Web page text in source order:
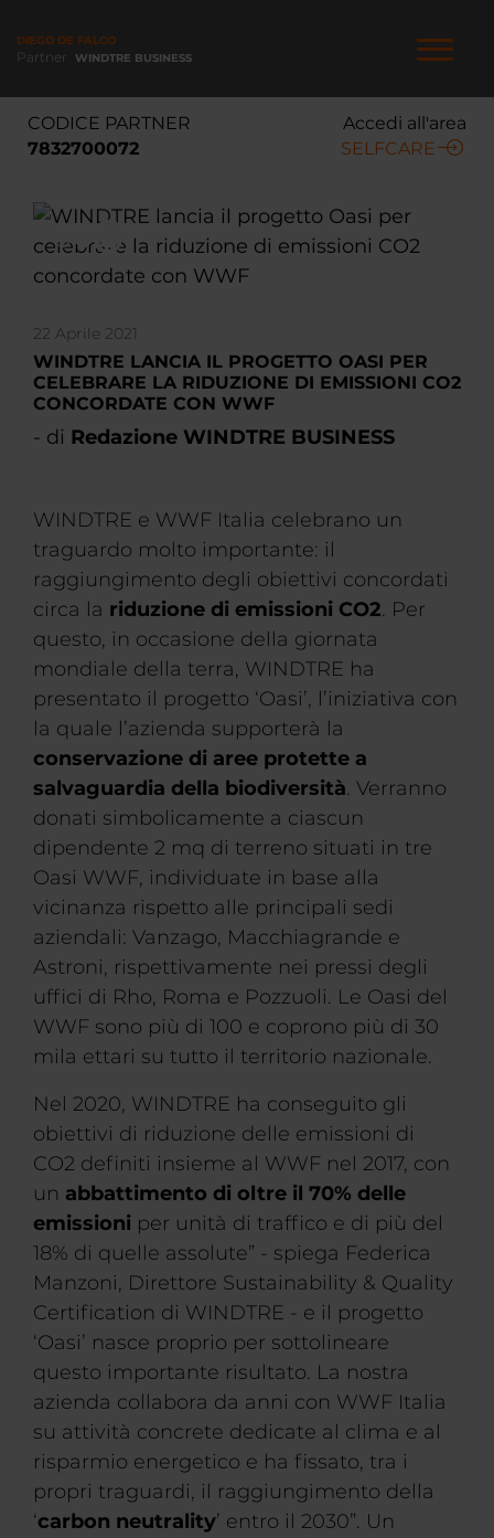
contenuto
DIEGO DE FALCO
Partner WINDTRE BUSINESS
CODICE PARTNER
7832700072
Accedi all'area
SELFCARE
NAVIGAZIONE
PRINCIPALE
22 Aprile 2021
WINDTRE LANCIA IL PROGETTO OASI PER
CELEBRARE LA RIDUZIONE DI EMISSIONI CO2
CONCORDATE CON WWF
- di Redazione WINDTRE BUSINESS
WINDTRE e WWF Italia celebrano un
traguardo molto importante: il
raggiungimento degli obiettivi concordati
circa la riduzione di emissioni CO2. Per
questo, in occasione della giornata
mondiale della terra, WINDTRE ha
presentato il progetto ‘Oasi’, l’iniziativa con
la quale l’azienda supporterà la
conservazione di aree protette a
salvaguardia della biodiversità. Verranno
donati simbolicamente a ciascun
dipendente 2 mq di terreno situati in tre
Oasi WWF, individuate in base alla
vicinanza rispetto alle principali sedi
aziendali: Vanzago, Macchiagrande e
Astroni, rispettivamente nei pressi degli
uffici di Rho, Roma e Pozzuoli. Le Oasi del
WWF sono più di 100 e coprono più di 30
mila ettari su tutto il territorio nazionale.
Nel 2020, WINDTRE ha conseguito gli
obiettivi di riduzione delle emissioni di
CO2 definiti insieme al WWF nel 2017, con
un abbattimento di oltre il 70% delle
emissioni per unità di traffico e di più del
18% di quelle assolute” - spiega Federica
Manzoni, Direttore Sustainability & Quality
Certification di WINDTRE - e il progetto
‘Oasi’ nasce proprio per sottolineare
questo importante risultato. La nostra
azienda collabora da anni con WWF Italia
su attività concrete dedicate al clima e al
risparmio energetico e ha fissato, tra i
propri traguardi, il raggiungimento della
‘carbon neutrality’ entro il 2030”. Un